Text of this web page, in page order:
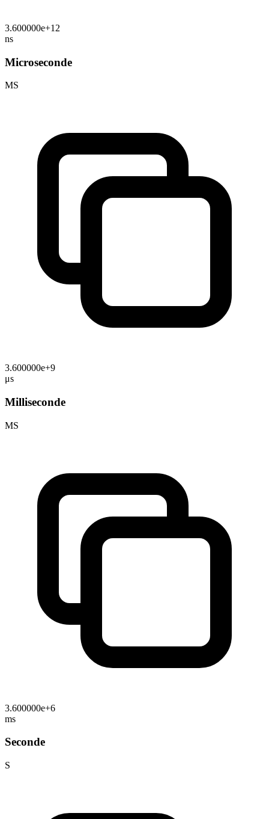
3.600000e+12
ns
Microseconde
ΜS
3.600000e+9
μs
Milliseconde
MS
3.600000e+6
ms
Seconde
S